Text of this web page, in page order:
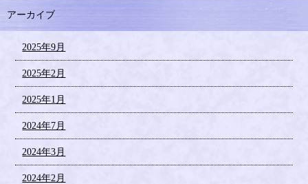
アーカイブ
2025年9月
2025年2月
2025年1月
2024年7月
2024年3月
2024年2月